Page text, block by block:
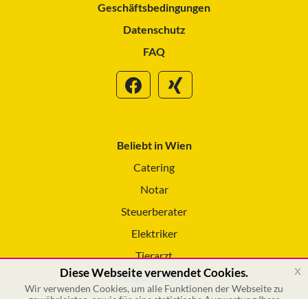
Geschäftsbedingungen
Datenschutz
FAQ
Beliebt in Wien
Catering
Notar
Steuerberater
Elektriker
Tierarzt
Reinigungsservice
Diese Webseite verwendet Cookies.
Wir verwenden Cookies, um alle Funktionen der Webseite zu
x